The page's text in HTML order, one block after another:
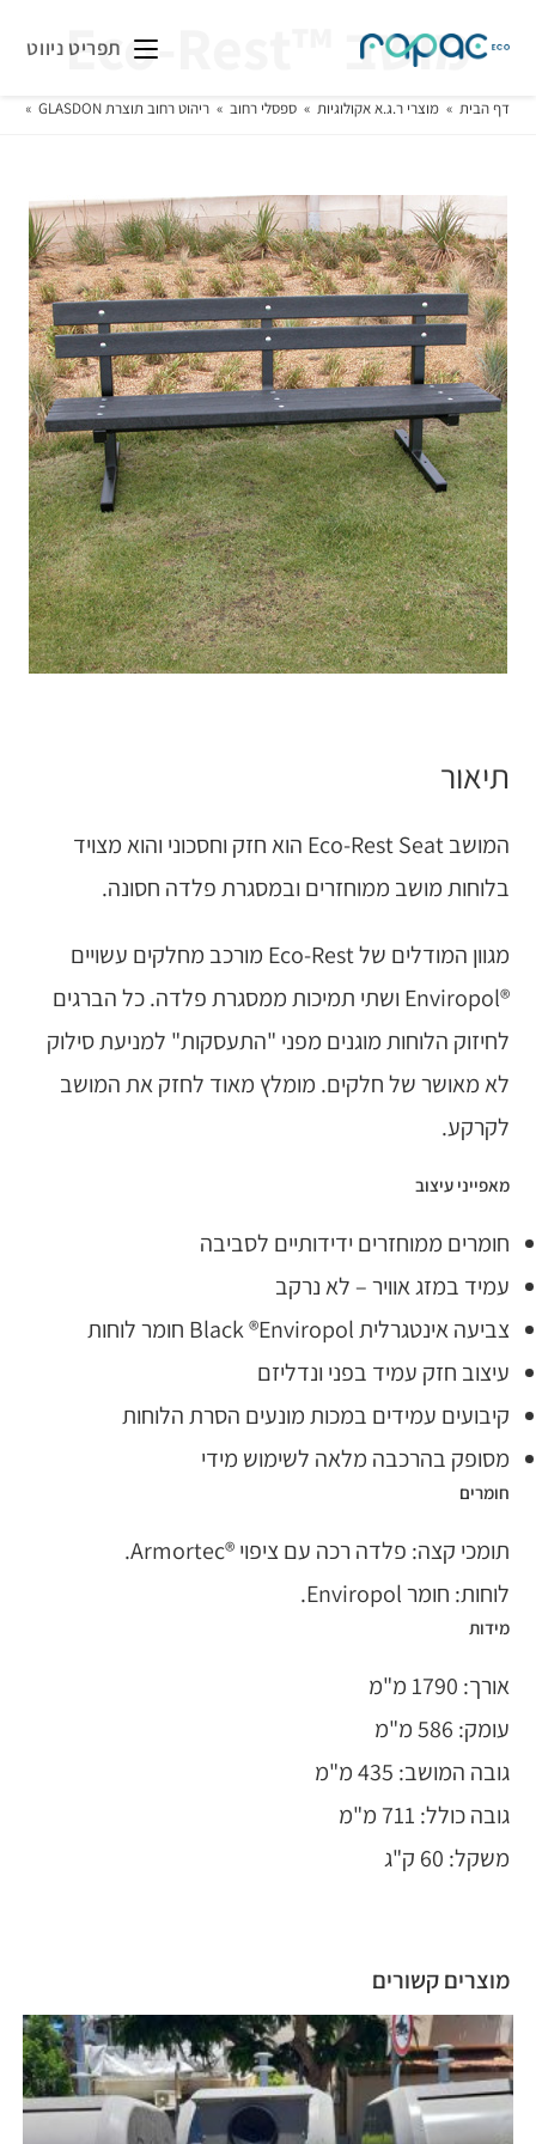
תפריט ניווט מושב ™Eco-Rest
דף הבית » מוצרי ר.ג.א אקולוגיות » ספסלי רחוב » ריהוט רחוב תוצרת GLASDON »
תיאור
המושב Eco-Rest Seat הוא חזק וחסכוני והוא מצויד
בלוחות מושב ממוחזרים ובמסגרת פלדה חסונה.
מגוון המודלים של Eco-Rest מורכב מחלקים עשויים
®Enviropol ושתי תמיכות ממסגרת פלדה. כל הברגים
לחיזוק הלוחות מוגנים מפני "התעסקות" למניעת סילוק
לא מאושר של חלקים. מומלץ מאוד לחזק את המושב
לקרקע.
מאפייני עיצוב
חומרים ממוחזרים ידידותיים לסביבה
עמיד במזג אוויר – לא נרקב
צביעה אינטגרלית Black ®Enviropol חומר לוחות
עיצוב חזק עמיד בפני ונדליזם
קיבועים עמידים במכות מונעים הסרת הלוחות
מסופק בהרכבה מלאה לשימוש מידי
חומרים
תומכי קצה: פלדה רכה עם ציפוי ®Armortec.
לוחות: חומר Enviropol.
מידות
אורך: 1790 מ"מ
עומק: 586 מ"מ
גובה המושב: 435 מ"מ
גובה כולל: 711 מ"מ
משקל: 60 ק"ג
מוצרים קשורים